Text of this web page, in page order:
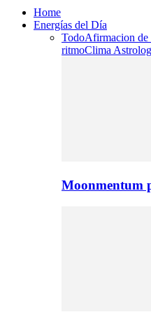
Home
Energías del Día
TodoAfirmacion de
ritmoClima
Moonmentum